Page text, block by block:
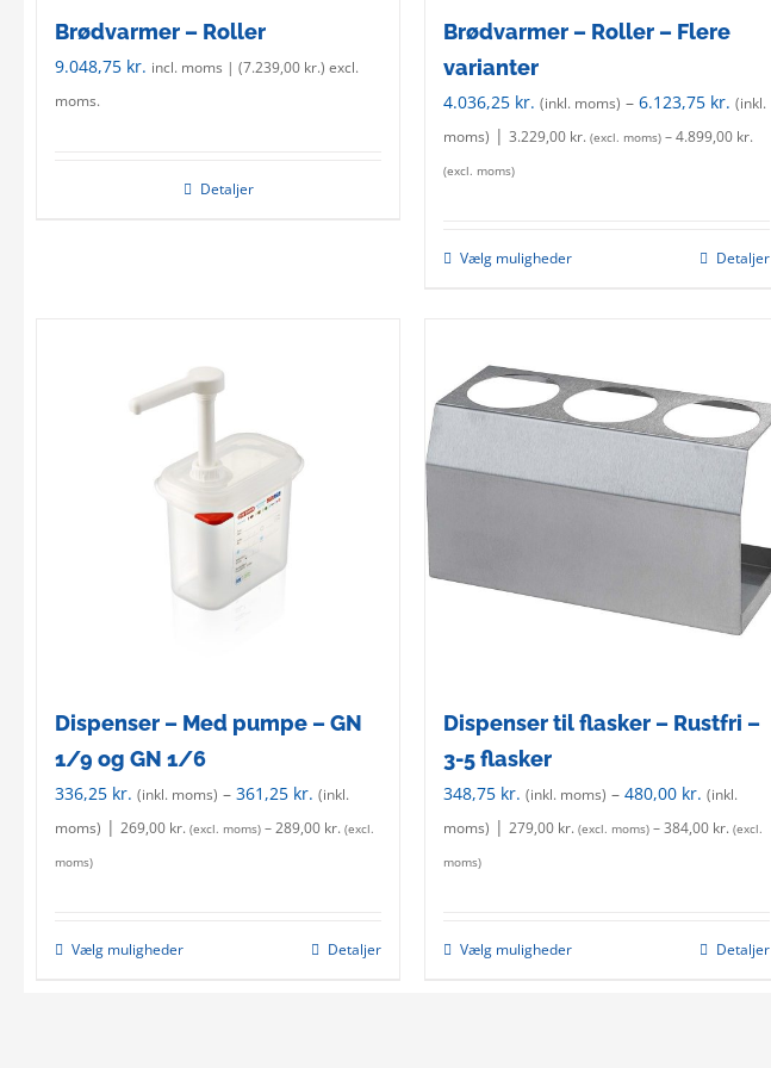
Brødvarmer – Roller
9.048,75 kr. incl. moms | (7.239,00 kr.) excl.
moms.
Detaljer
Brødvarmer – Roller – Flere
varianter
4.036,25 kr. (inkl. moms) – 6.123,75 kr. (inkl.
moms) | 3.229,00 kr. (excl. moms) – 4.899,00 kr.
(excl. moms)
Vælg mulighederThis
variants.
The
may
Detaljer
Dispenser – Med pumpe – GN
1/9 og GN 1/6
336,25 kr. (inkl. moms) – 361,25 kr. (inkl.
moms) | 269,00 kr. (excl. moms) – 289,00 kr. (excl.
moms)
Vælg mulighederThis
Detaljer
Dispenser til flasker – Rustfri –
3-5 flasker
348,75 kr. (inkl. moms) – 480,00 kr. (inkl.
moms) | 279,00 kr. (excl. moms) – 384,00 kr. (excl.
moms)
Vælg mulighederThis
Detaljer